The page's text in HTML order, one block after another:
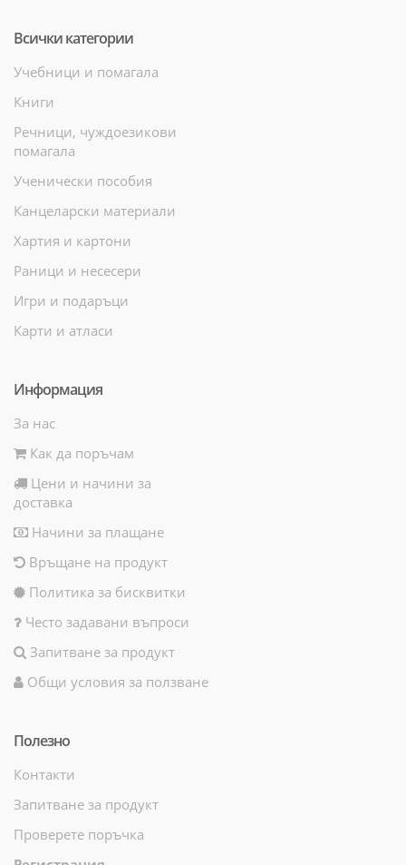
Всички категории
Учебници и помагала
Книги
Речници, чуждоезикови
помагала
Ученически пособия
Канцеларски материали
Хартия и картони
Раници и несесери
Игри и подаръци
Карти и атласи
Информация
За нас
Как да поръчам
Цени и начини за
доставка
Начини за плащане
Връщане на продукт
Политика за бисквитки
Често задавани въпроси
Запитване за продукт
Общи условия за ползване
Полезно
Контакти
Запитване за продукт
Проверете поръчка